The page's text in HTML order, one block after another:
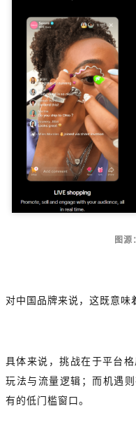
图
对中国品牌来说，这既意味
具体来说，挑战在于平台
玩法与流量逻辑；而机遇
有的低门槛窗口。